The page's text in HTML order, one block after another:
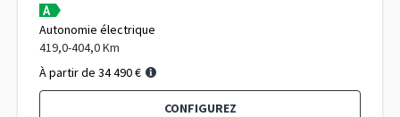
Autonomie électrique
419,0-404,0 Km
À partir de 34 490 €
CONFIGUREZ